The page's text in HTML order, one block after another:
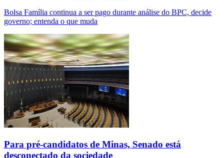
Bolsa Família continua a ser pago durante análise do BPC, decide
governo; entenda o que muda
Para pré-candidatos de Minas, Senado está
desconectado da sociedade